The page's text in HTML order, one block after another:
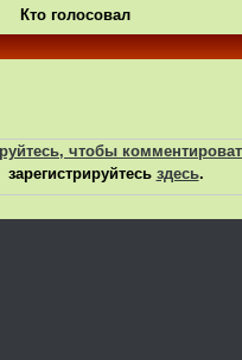
Кто голосовал
чтобы
зарегистрируйтесь здесь.